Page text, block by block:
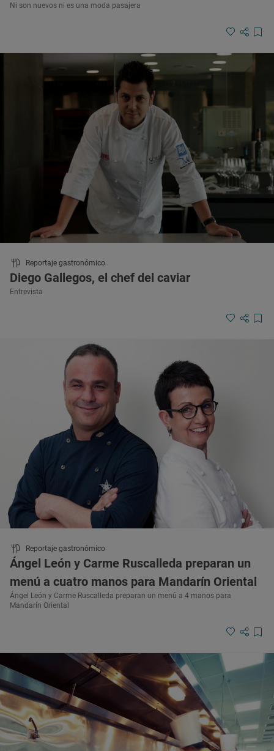
Ni son nuevos ni es una moda pasajera
Reportaje gastronómico
Diego Gallegos, el chef del caviar
Entrevista
Reportaje gastronómico
Ángel León y Carme Ruscalleda preparan un
menú a cuatro manos para Mandarín Oriental
Ángel León y Carme Ruscalleda preparan un menú a 4 manos para
Mandarín Oriental